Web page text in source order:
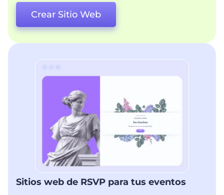
Crear Sitio Web
Sitios web de RSVP para tus eventos